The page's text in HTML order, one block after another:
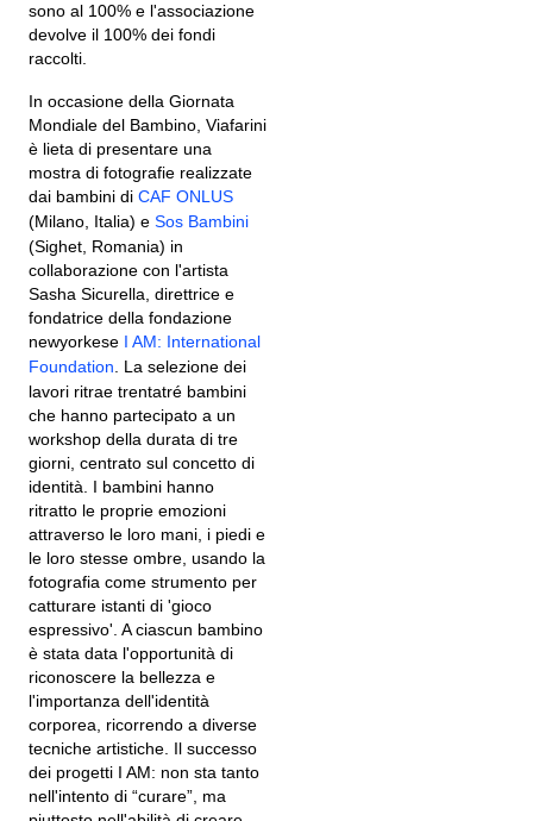
sono al 100% e l'associazione
devolve il 100% dei fondi
raccolti.
In occasione della Giornata
Mondiale del Bambino, Viafarini
è lieta di presentare una
mostra di fotografie realizzate
dai bambini di CAF ONLUS
(Milano, Italia) e Sos Bambini
(Sighet, Romania) in
collaborazione con l'artista
Sasha Sicurella, direttrice e
fondatrice della fondazione
newyorkese I AM: International
Foundation . La selezione dei
lavori ritrae trentatré bambini
che hanno partecipato a un
workshop della durata di tre
giorni, centrato sul concetto di
identità. I bambini hanno
ritratto le proprie emozioni
attraverso le loro mani, i piedi e
le loro stesse ombre, usando la
fotografia come strumento per
catturare istanti di 'gioco
espressivo'. A ciascun bambino
è stata data l'opportunità di
riconoscere la bellezza e
l'importanza dell'identità
corporea, ricorrendo a diverse
tecniche artistiche. Il successo
dei progetti I AM: non sta tanto
nell'intento di “curare”, ma